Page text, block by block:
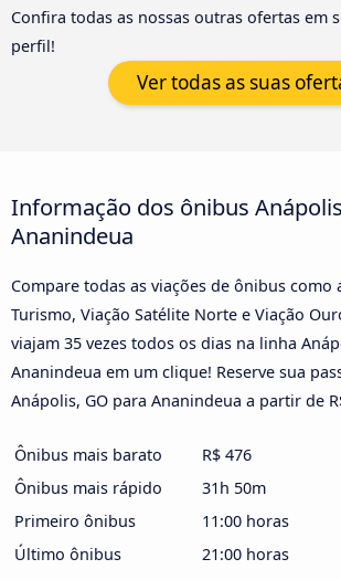
Confira todas as nossas outras ofertas em
perfil!
Ver todas as suas
Informação dos ônibus
Ananindeua
Compare todas as viações de ônibus como
Turismo, Viação Satélite Norte e Viação
viajam 35 vezes todos os dias na linha
Ananindeua em um clique! Reserve sua
Anápolis, GO para Ananindeua a partir de
Ônibus mais barato
R$ 476
Ônibus mais rápido
31h 50m
Primeiro ônibus
11:00 horas
Último ônibus
21:00 horas